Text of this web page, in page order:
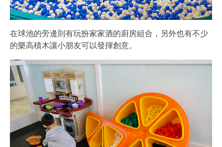
在球池的旁邊則有玩扮家家酒的廚房組合，另外也有不少
的樂高積木讓小朋友可以發揮創意。